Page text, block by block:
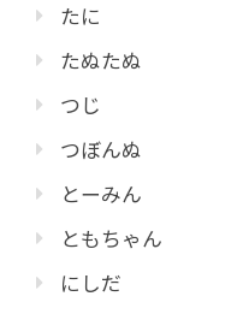
たに
たぬたぬ
つじ
つぼんぬ
とーみん
ともちゃん
にしだ